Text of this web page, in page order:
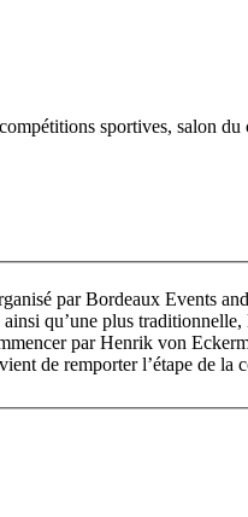
sportives, salon
par Bordeaux Events
qu’une plus
par Henrik von
de remporter l’étape de